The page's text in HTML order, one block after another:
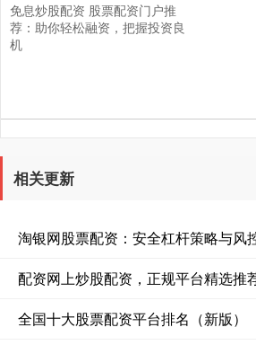
免息炒股配资 股票配资门户推
荐：助你轻松融资，把握投资良
机
相关更新
淘银网股票配资：安全杠杆策略与风
配资网上炒股配资，正规平台精选推
全国十大股票配资平台排名（新版）